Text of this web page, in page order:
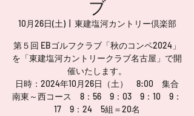
ブ
10月26日(土)
  |
東建塩河カントリー倶楽部
第５回 EBゴルフクラブ「秋のコンペ2024」
を「東建塩河カントリークラブ名古屋」で開
催いたします。
日時：2024年10月26日（土） 8:00 集合
南東～西コース 8：56 9：03 9：10 9：
17 9：24 5組＝20名